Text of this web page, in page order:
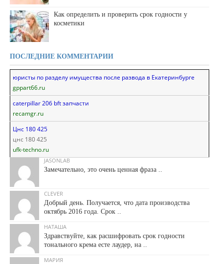
Как определить и проверить срок годности у
косметики
ПОСЛЕДНИЕ КОММЕНТАРИИ
юристы по разделу имущества после развода в Екатеринбурге
gppart66.ru
caterpillar 206 bft запчасти
recamgr.ru
Цнс 180 425
цнс 180 425
ufk-techno.ru
JASONLAB
Замечательно, это очень ценная фраза ..
CLEVER
Добрый день. Получается, что дата производства
октябрь 2016 года. Срок ..
НАТАША
Здравствуйте, как расшифровать срок годности
тонального крема есте лаудер, на ..
МАРИЯ